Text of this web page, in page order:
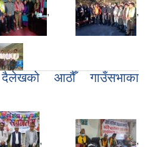
, ,
दैलेखको आठौँ गाउँसभाका
, ,